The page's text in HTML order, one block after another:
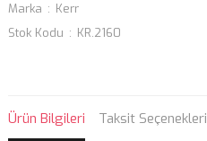
Marka
Kerr
Stok Kodu
KR.2160
Ürün Bilgileri Taksit Seçenekleri